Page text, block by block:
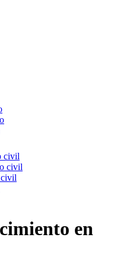
civil
civil
civil
en